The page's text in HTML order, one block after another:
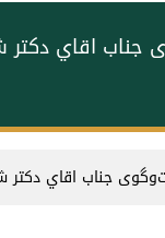
جناب اقاي
جناب اقاي